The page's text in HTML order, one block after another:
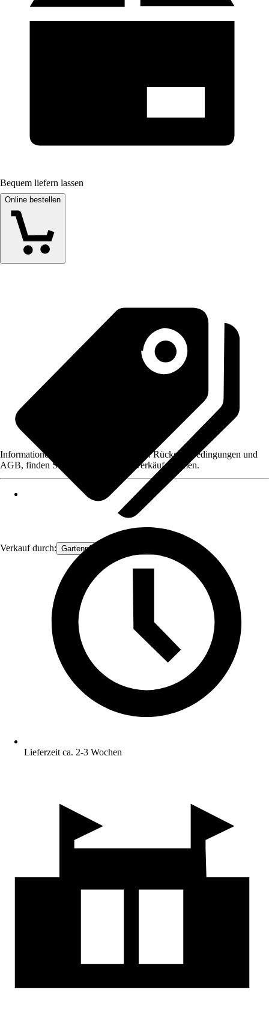
Bequem liefern lassen
Online bestellen
Verkauf durch: Gartenpflanzen Ammerland
Informationen des Verkäufers, wie z. B. Rückgabebedingungen und
AGB, finden Sie bei Klick auf den Verkäufernamen.
Lieferzeit ca. 2-3 Wochen